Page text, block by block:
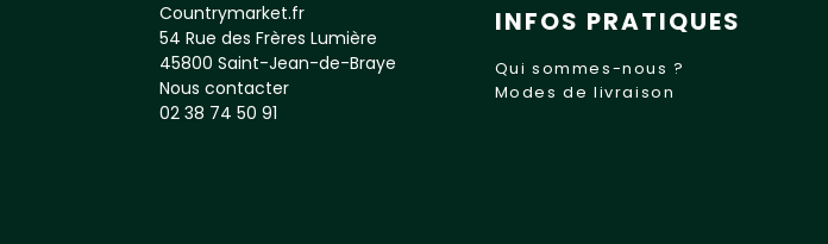
Countrymarket.fr
54 Rue des Frères Lumière
45800 Saint-Jean-de-Braye
Nous contacter
02 38 74 50 91
INFOS PRATIQUES
Qui sommes-nous ?
Modes de livraison